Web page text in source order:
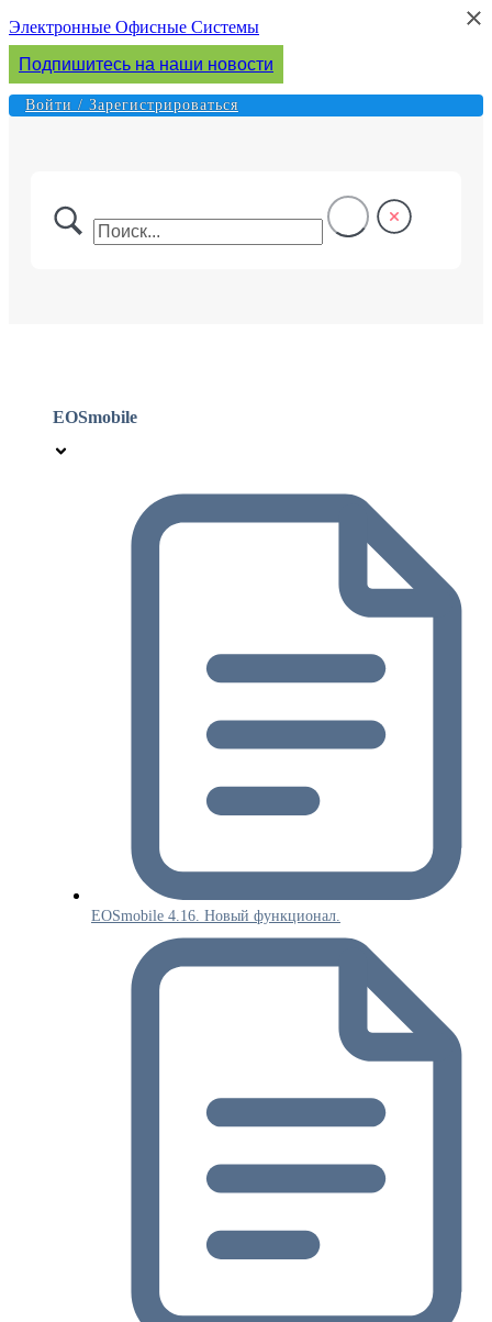
Перейти
к
содержимому
Электронные Офисные Системы
Подпишитесь на наши новости
Войти / Зарегистрироваться
EOSmobile
EOSmobile 4.16. Новый функционал.
×
×